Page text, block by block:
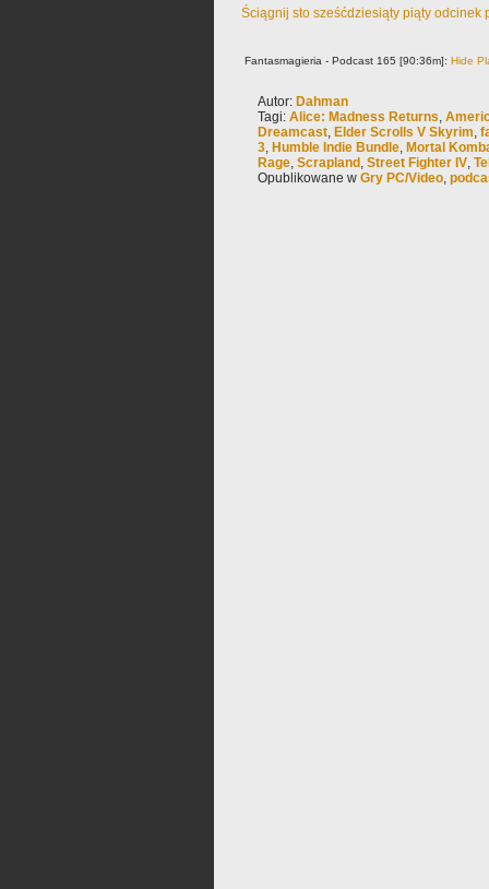
Ściągnij sto sześćdziesiąty piąty odcinek
Fantasmagieria - Podcast 165 [90:36m]: Hide
Autor: Dahman
Tagi: Alice: Madness Returns,
Dreamcast, Elder Scrolls V Skyrim,
3, Humble Indie Bundle, Mortal
Rage, Scrapland , Street Fighter IV,
Opublikowane w Gry PC/Video,